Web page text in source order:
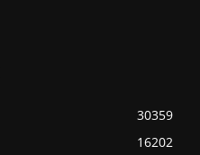
30359
16202